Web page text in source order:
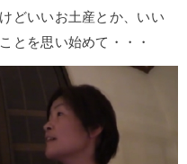
どいいお土産とか、いい
とを思い始めて・・・